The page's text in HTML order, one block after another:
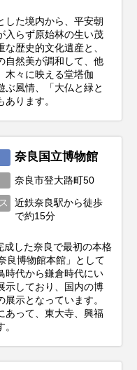
した境内から、平安朝
入らず原始林の生い茂
歴史的文化遺産と、
自然美が調和して、他
木々に映える堂塔伽
ぶ風情、「大仏と緑と
ります。
奈良国立博物館
奈良市登大路町50
近鉄奈良駅から徒歩
で約15分
した奈良で最初の本格
良博物館本館」として
時代から鎌倉時代にい
示しており、国内の博
示となっています。
あって、東大寺、興福